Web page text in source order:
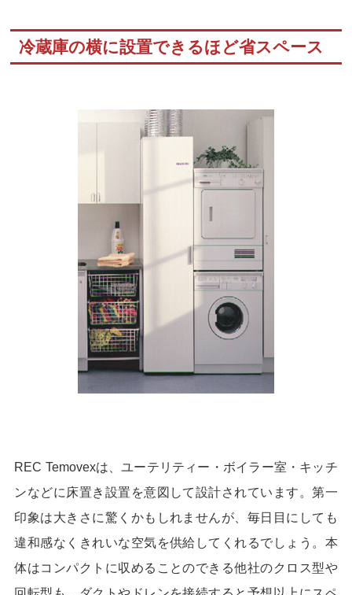
冷蔵庫の横に設置できるほど省スペース
REC Temovexは、ユーテリティー・ボイラー室・キッチ
ンなどに床置き設置を意図して設計されています。第一
印象は大きさに驚くかもしれませんが、毎日目にしても
違和感なくきれいな空気を供給してくれるでしょう。本
体はコンパクトに収めることのできる他社のクロス型や